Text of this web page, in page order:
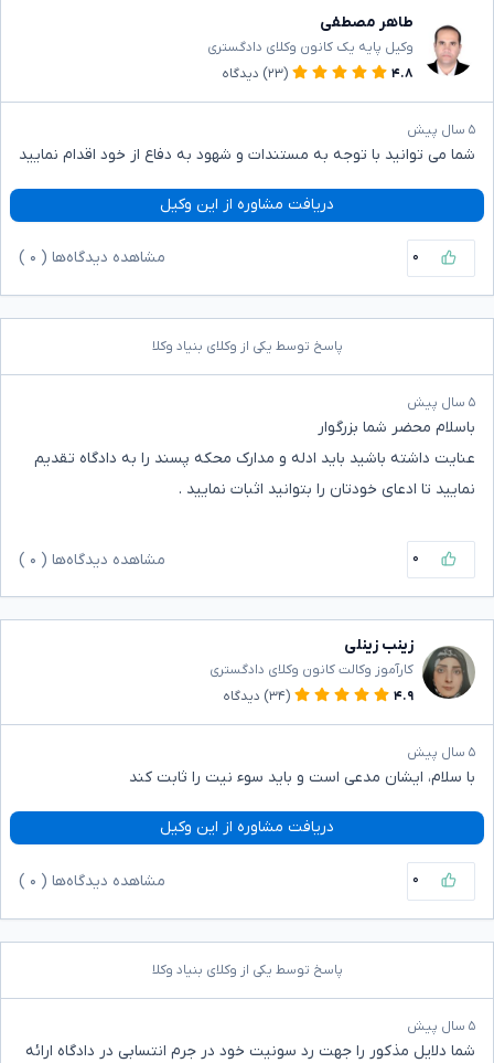
طاهر مصطفی
وکیل پایه یک کانون وکلای دادگستری
۴.۸
(۲۳) دیدگاه
۵ سال پیش
شما می توانید با توجه به مستندات و شهود به دفاع از خود اقدام نمایید
دریافت مشاوره از این وکیل
۰ مشاهده دیدگاه‌ها ( ۰
پاسخ توسط یکی از وکلای بنیاد وکلا
۵ سال پیش
باسلام محضر شما بزرگوار
عنایت داشته باشید باید ادله و مدارک محکه پسند را به دادگاه تقدیم
نمایید تا ادعای خودتان را بتوانید اثبات نمایید .
۰ مشاهده دیدگاه‌ها ( ۰
زینب زینلی
کارآموز وکالت کانون وکلای دادگستری
۴.۹
(۳۴) دیدگاه
۵ سال پیش
با سلام، ایشان مدعی است و باید سوء نیت را ثابت کند
دریافت مشاوره از این وکیل
۰ مشاهده دیدگاه‌ها ( ۰
پاسخ توسط یکی از وکلای بنیاد وکلا
۵ سال پیش
شما دلایل مذکور را جهت رد سونیت خود در جرم انتسابی در دادگاه ارائه